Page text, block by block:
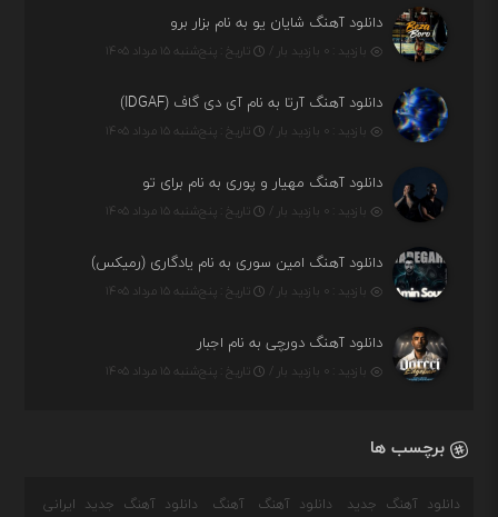
دانلود آهنگ شایان یو به نام بزار برو
بازدید : ۰ بازدید بار / تاریخ : پنج‌شنبه ۱۵ مرداد ۱۴۰۵
دانلود آهنگ آرتا به نام آی دی گاف (IDGAF)
بازدید : ۰ بازدید بار / تاریخ : پنج‌شنبه ۱۵ مرداد ۱۴۰۵
دانلود آهنگ مهیار و پوری به نام برای تو
بازدید : ۰ بازدید بار / تاریخ : پنج‌شنبه ۱۵ مرداد ۱۴۰۵
دانلود آهنگ امین سوری به نام یادگاری (رمیکس)
بازدید : ۰ بازدید بار / تاریخ : پنج‌شنبه ۱۵ مرداد ۱۴۰۵
دانلود آهنگ دورچی به نام اجبار
بازدید : ۰ بازدید بار / تاریخ : پنج‌شنبه ۱۵ مرداد ۱۴۰۵
برچسب ها
دانلود آهنگ جدید دانلود آهنگ آهنگ دانلود آهنگ جدید ایرانی